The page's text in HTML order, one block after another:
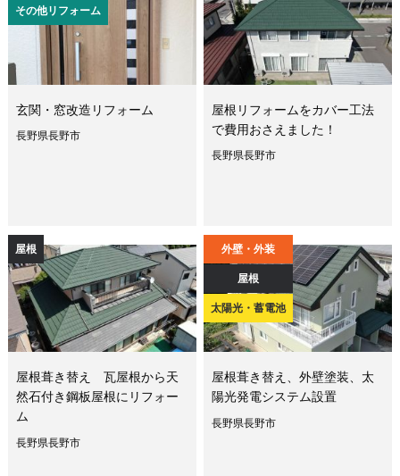
その他リフォーム
玄関・窓改造リフォーム
長野県長野市
屋根リフォームをカバー工法
で費用おさえました！
長野県長野市
屋根
屋根葺き替え 瓦屋根から天
然石付き鋼板屋根にリフォー
ム
長野県長野市
外壁・外装
屋根
太陽光・蓄電池
屋根葺き替え、外壁塗装、太
陽光発電システム設置
長野県長野市